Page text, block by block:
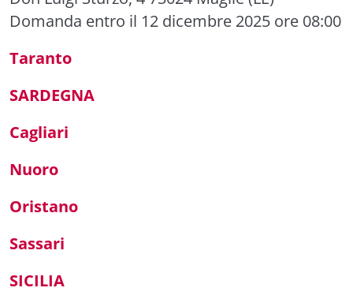
Domanda entro il 12 dicembre 2025 ore 08:00
Taranto
SARDEGNA
Cagliari
Nuoro
Oristano
Sassari
SICILIA